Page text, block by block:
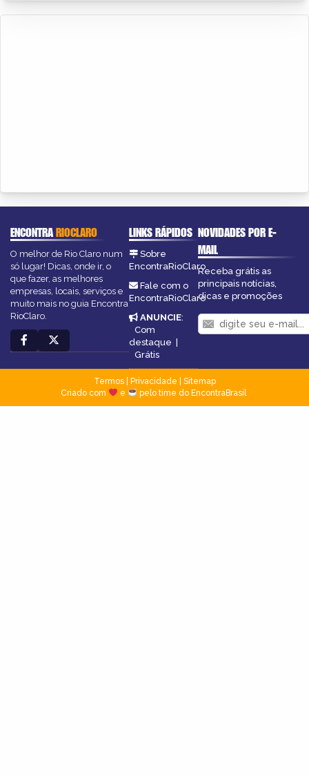
ENCONTRARIOCLARO
O melhor de Rio Claro num
só lugar! Dicas, onde ir, o
que fazer, as melhores
empresas, locais, serviços e
muito mais no guia Encontra
RioClaro.
LINKS RÁPIDOS
Sobre
EncontraRioClaro
Fale com o
EncontraRioClaro
ANUNCIE:
Com
destaque |
Grátis
NOVIDADES POR E-
MAIL
Receba grátis as
principais notícias,
dicas e promoções
Termos| Privacidade
Sitemap
Criado com
e pelo time do EncontraBrasil